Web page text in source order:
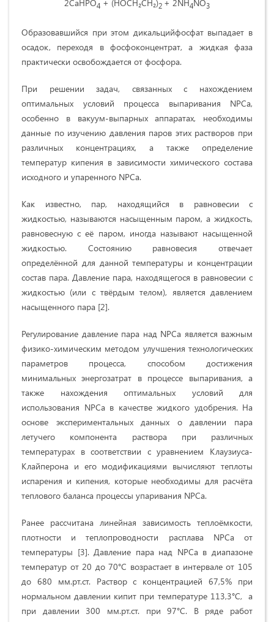
2CaНPO4 + (HOCH₂CH₂)2 + 2NH4NO3
Образовавшийся при этом дикальцийфосфат выпадает в
осадок, переходя в фосфоконцентрат, а жидкая фаза
практически освобождается от фосфора.
При решении задач, связанных с нахождением
оптимальных условий процесса выпаривания NPCa,
особенно в вакуум-выпарных аппаратах, необходимы
данные по изучению давления паров этих растворов при
различных концентрациях, а также определение
температур кипения в зависимости химического состава
исходного и упаренного NPCa.
Как известно, пар, находящийся в равновесии с
жидкостью, называются насыщенным паром, а жидкость,
равновесную с её паром, иногда называют насыщенной
жидкостью. Состоянию равновесия отвечает
определённой для данной температуры и концентрации
состав пара. Давление пара, находящегося в равновесии с
жидкостью (или с твёрдым телом), является давлением
насыщенного пара [2].
Регулирование давление пара над NPCa является важным
физико-химическим методом улучшения технологических
параметров процесса, способом достижения
минимальных энергозатрат в процессе выпаривания, а
также нахождения оптимальных условий для
использования NPCa в качестве жидкого удобрения. На
основе экспериментальных данных о давлении пара
летучего компонента раствора при различных
температурах в соответствии с уравнением Клаузиуса-
Клайперона и его модификациями вычисляют теплоты
испарения и кипения, которые необходимы для расчёта
теплового баланса процессы упаривания NPCa.
Ранее рассчитана линейная зависимость теплоёмкости,
плотности и теплопроводности расплава NPCa от
температуры [3]. Давление пара над NPCa в диапазоне
температур от 20 до 70°С возрастает в интервале от 105
до 680 мм.рт.ст. Раствор с концентрацией 67,5% при
нормальном давлении кипит при температуре 113,3°С, а
при давлении 300 мм.рт.ст. при 97°С. В ряде работ